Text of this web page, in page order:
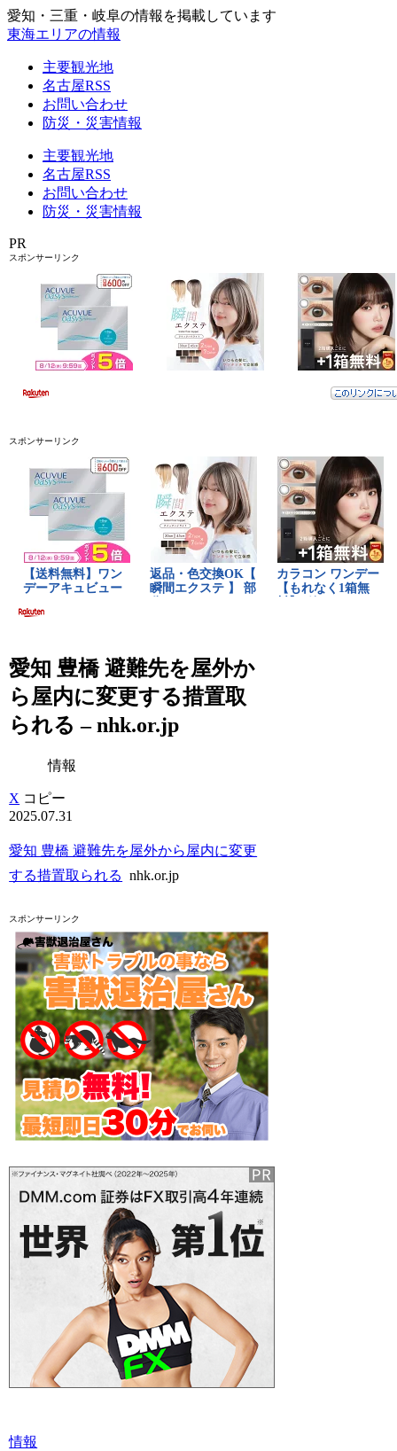
愛知・三重・岐阜の情報を掲載しています
東海エリアの情報
主要観光地
名古屋RSS
お問い合わせ
防災・災害情報
主要観光地
名古屋RSS
お問い合わせ
防災・災害情報
PR
スポンサーリンク
スポンサーリンク
愛知 豊橋 避難先を屋外か
ら屋内に変更する措置取
られる – nhk.or.jp
情報
X コピー
2025.07.31
愛知 豊橋 避難先を屋外から屋内に変更
する措置取られる nhk.or.jp
スポンサーリンク
情報